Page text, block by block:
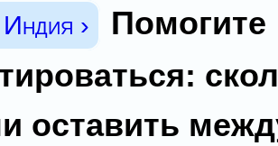
›
Помогите
оставить